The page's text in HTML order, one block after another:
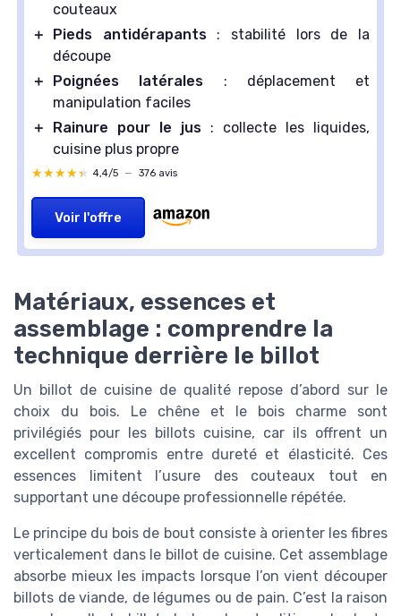
couteaux
＋
Pieds antidérapants: stabilité lors de la
découpe
＋
Poignées latérales : déplacement et
manipulation faciles
＋
Rainure pour le jus : collecte les liquides,
cuisine plus propre
★★★★★
★★★★★ 4,4/5 — 376 avis
Voir l'offre
Matériaux, essences et
assemblage : comprendre la
technique derrière le billot
Un billot de cuisine de qualité repose d’abord sur le
choix du bois. Le chêne et le bois charme sont
privilégiés pour les billots cuisine, car ils offrent un
excellent compromis entre dureté et élasticité. Ces
essences limitent l’usure des couteaux tout en
supportant une découpe professionnelle répétée.
Le principe du bois de bout consiste à orienter les fibres
verticalement dans le billot de cuisine. Cet assemblage
absorbe mieux les impacts lorsque l’on vient découper
billots de viande, de légumes ou de pain. C’est la raison